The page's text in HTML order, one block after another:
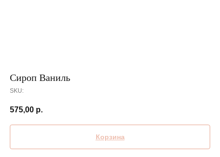
Сироп Ваниль
SKU:
575,00 р.
Корзина